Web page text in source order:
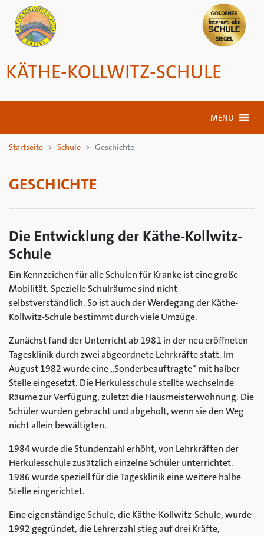
KÄTHE-KOLLWITZ-SCHULE
MENÜ
Startseite Schule Geschichte
GESCHICHTE
Die Entwicklung der Käthe-Kollwitz-
Schule
Ein Kennzeichen für alle Schulen für Kranke ist eine große
Mobilität. Spezielle Schulräume sind nicht
selbstverständlich. So ist auch der Werdegang der Käthe-
Kollwitz-Schule bestimmt durch viele Umzüge.
Zunächst fand der Unterricht ab 1981 in der neu eröffneten
Tagesklinik durch zwei abgeordnete Lehrkräfte statt. Im
August 1982 wurde eine „Sonderbeauftragte“ mit halber
Stelle eingesetzt. Die Herkulesschule stellte wechselnde
Räume zur Verfügung, zuletzt die Hausmeisterwohnung. Die
Schüler wurden gebracht und abgeholt, wenn sie den Weg
nicht allein bewältigten.
1984 wurde die Stundenzahl erhöht, von Lehrkräften der
Herkulesschule zusätzlich einzelne Schüler unterrichtet.
1986 wurde speziell für die Tagesklinik eine weitere halbe
Stelle eingerichtet.
Eine eigenständige Schule, die Käthe-Kollwitz-Schule, wurde
1992 gegründet, die Lehrerzahl stieg auf drei Kräfte,